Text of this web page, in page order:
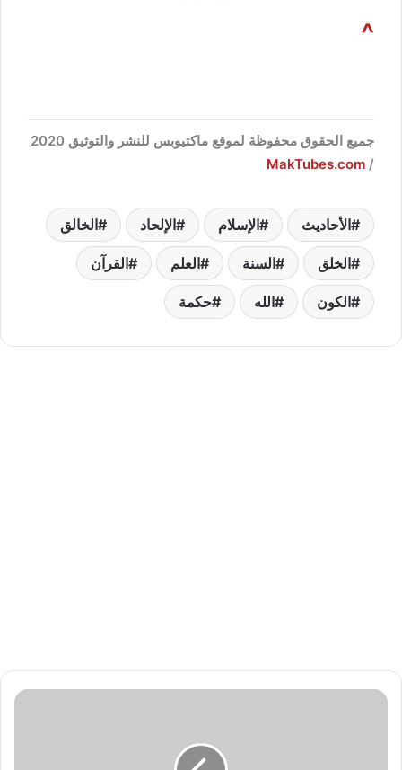
^
جميع الحقوق محفوظة لموقع ماكتيوبس للنشر والتوثيق 2020
/
MakTubes.com
الأحاديث الإسلام الإلحاد الخالق
الخلق السنة العلم القرآن
الكون الله حكمة